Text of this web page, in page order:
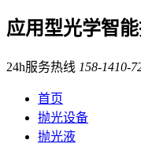
应用型光学智
24h服务热线 158-1410-
首页
抛光设备
抛光液